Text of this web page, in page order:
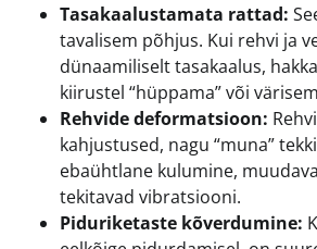
Tasakaalustamata rattad:
tavalisem põhjus. Kui rehvi ja
dünaamiliselt tasakaalus,
kiirustel “hüppama” või
Rehvide deformatsioon:
kahjustused, nagu “muna”
ebaühtlane kulumine,
tekitavad vibratsiooni.
Piduriketaste kõverdumine: